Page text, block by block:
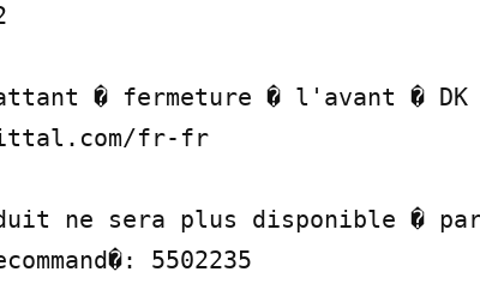
� fermeture � l'avant � DK
fr-fr
ne sera plus disponible �
5502235